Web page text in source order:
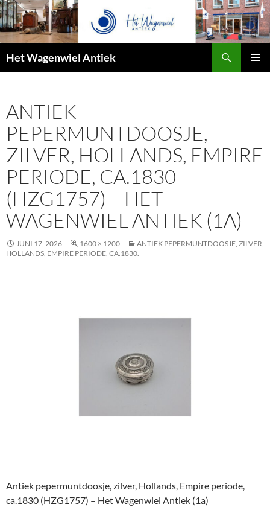
Het Wagenwiel Antiek
ANTIEK
PEPERMUNTDOOSJE,
ZILVER, HOLLANDS, EMPIRE
PERIODE, CA.1830
(HZG1757) – HET
WAGENWIEL ANTIEK (1A)
JUNI 17, 2026 1600 × 1200
ANTIEK PEPERMUNTDOOSJE, ZILVER,
HOLLANDS, EMPIRE PERIODE, CA.1830.
Antiek pepermuntdoosje, zilver, Hollands, Empire periode,
ca.1830 (HZG1757) – Het Wagenwiel Antiek (1a)